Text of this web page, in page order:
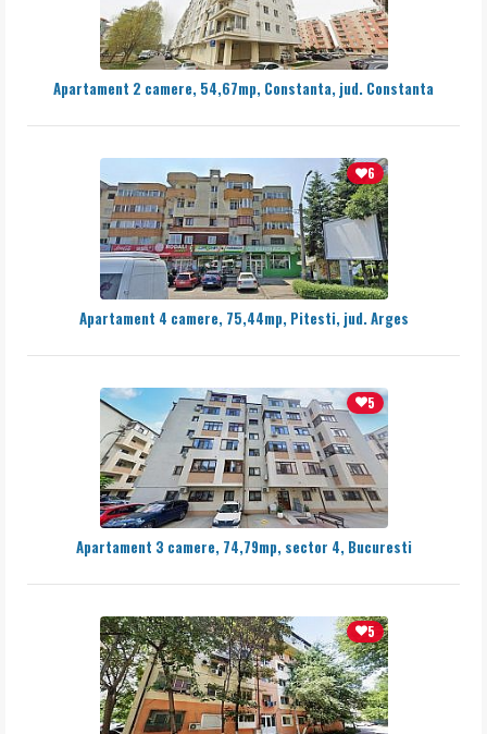
Apartament 2 camere, 54,67mp, Constanta, jud. Constanta
6
Apartament 4 camere, 75,44mp, Pitesti, jud. Arges
5
Apartament 3 camere, 74,79mp, sector 4, Bucuresti
5